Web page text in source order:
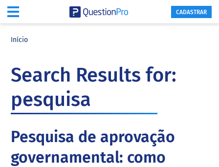
CADASTRAR
Início
Search Results for:
pesquisa
Pesquisa de aprovação
governamental: como